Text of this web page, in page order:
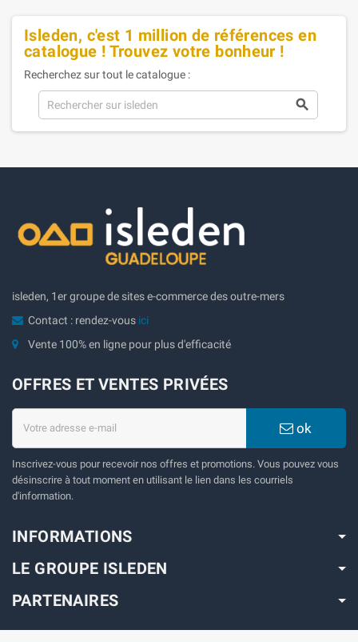
Isleden, c'est 1 million de références en
catalogue ! Trouvez votre bonheur !
Recherchez sur tout le catalogue :

isleden, 1er groupe de sites e-commerce des outre-mers
Contact : rendez-vous ici
Vente 100% en ligne pour plus d'efficacité
OFFRES ET VENTES PRIVÉES
ok
Inscrivez-vous pour recevoir nos offres et promotions. Vous pouvez vous
désinscrire à tout moment en utilisant le lien dans les courriels
d'information.
INFORMATIONS
LE GROUPE ISLEDEN
PARTENAIRES